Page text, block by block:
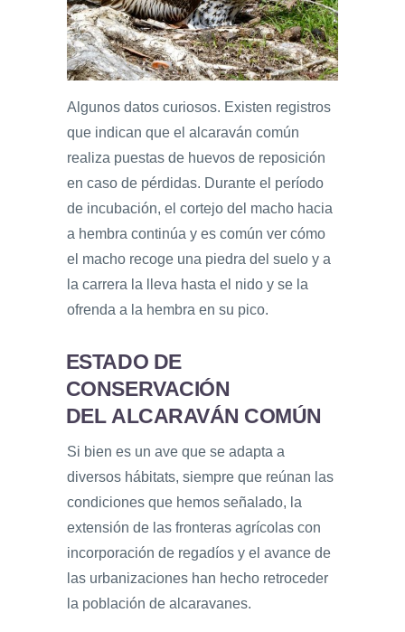
Algunos datos curiosos. Existen registros
que indican que el alcaraván común
realiza puestas de huevos de reposición
en caso de pérdidas. Durante el período
de incubación, el cortejo del macho hacia
a hembra continúa y es común ver cómo
el macho recoge una piedra del suelo y a
la carrera la lleva hasta el nido y se la
ofrenda a la hembra en su pico.
ESTADO DE
CONSERVACIÓN
DEL ALCARAVÁN COMÚN
Si bien es un ave que se adapta a
diversos hábitats, siempre que reúnan las
condiciones que hemos señalado, la
extensión de las fronteras agrícolas con
incorporación de regadíos y el avance de
las urbanizaciones han hecho retroceder
la población de alcaravanes.